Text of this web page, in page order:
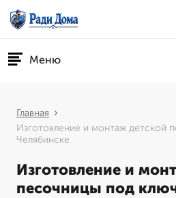
Меню
Главная
Изготовление и монтаж детской
Челябинске
Изготовление и
песочницы под